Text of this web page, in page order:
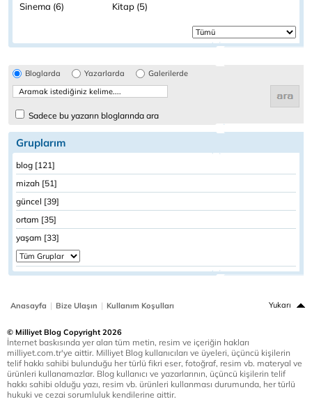
Sinema (6)
Kitap (5)
Bloglarda Yazarlarda Galerilerde
Sadece bu yazarın bloglarında ara
Gruplarım
blog [121]
mizah [51]
güncel [39]
ortam [35]
yaşam [33]
Anasayfa | Bize Ulaşın | Kullanım Koşulları Yukarı
© Milliyet Blog Copyright 2026
İnternet baskısında yer alan tüm metin, resim ve içeriğin hakları
milliyet.com.tr'ye aittir. Milliyet Blog kullanıcıları ve üyeleri, üçüncü kişilerin
telif hakkı sahibi bulunduğu her türlü fikri eser, fotoğraf, resim vb. materyal ve
ürünleri kullanamazlar. Blog kullanıcı ve yazarlarının, üçüncü kişilerin telif
hakkı sahibi olduğu yazı, resim vb. ürünleri kullanması durumunda, her türlü
hukuki ve cezai sorumluluk kendilerine aittir.